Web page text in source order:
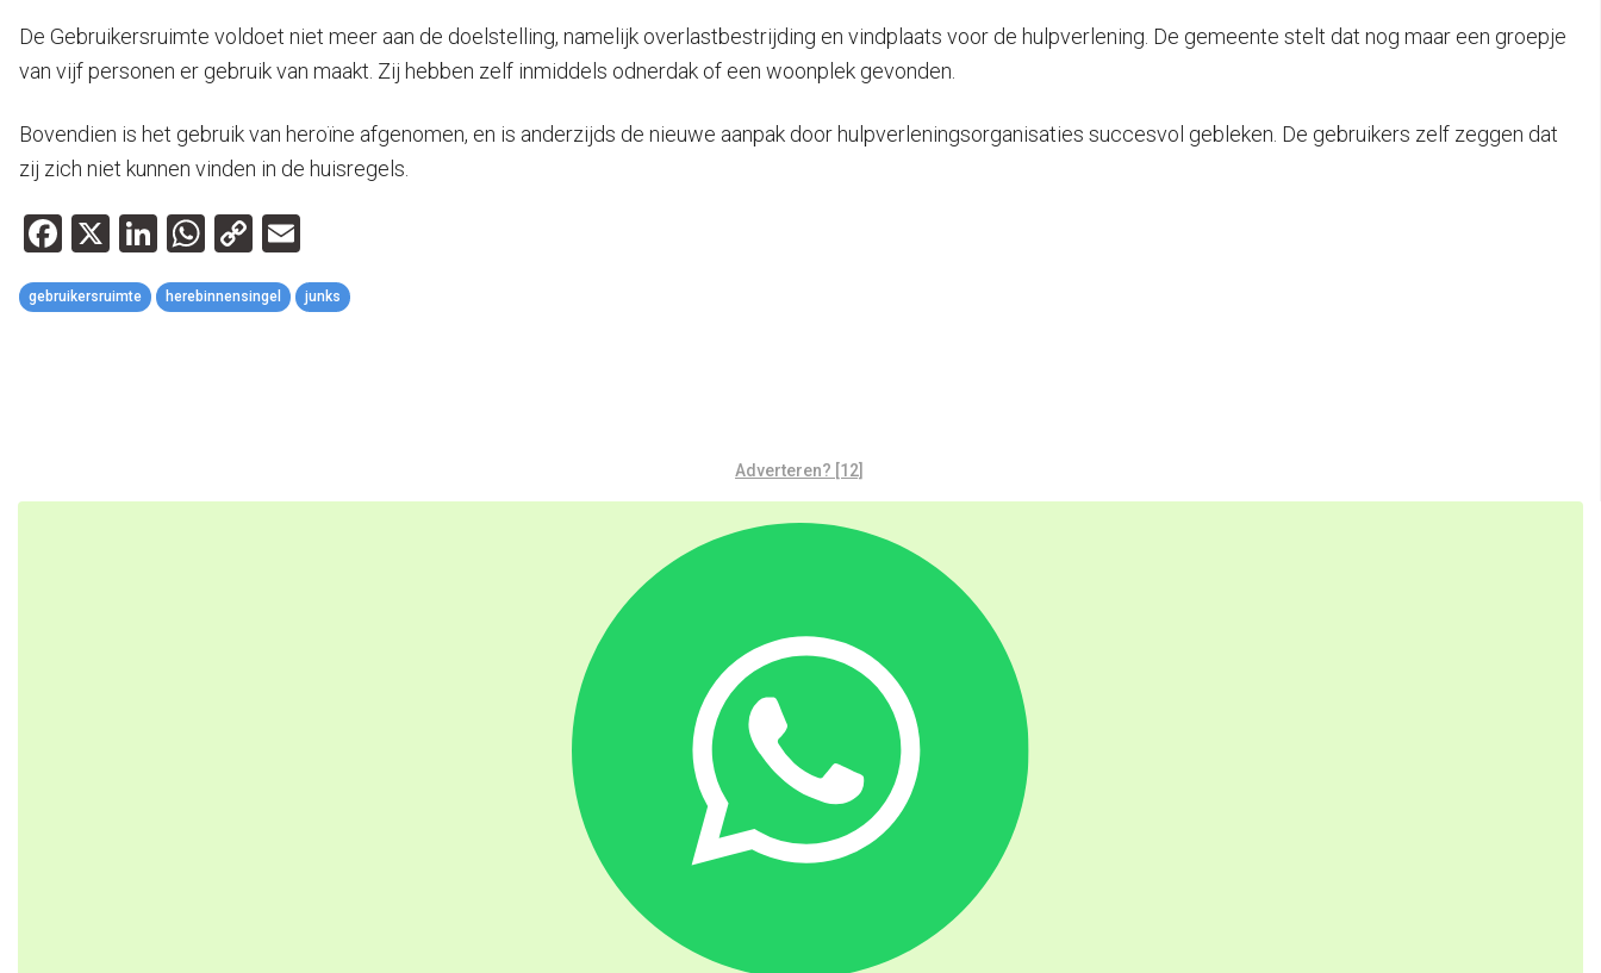
De Gebruikersruimte voldoet niet meer aan de doelstelling, namelijk overlastbestrijding en vindplaats voor de hulpverlening. De gemeente stelt dat nog maar een groepje
van vijf personen er gebruik van maakt. Zij hebben zelf inmiddels odnerdak of een woonplek gevonden.
Bovendien is het gebruik van heroïne afgenomen, en is anderzijds de nieuwe aanpak door hulpverleningsorganisaties succesvol gebleken. De gebruikers zelf zeggen dat
zij zich niet kunnen vinden in de huisregels.
Facebook
X LinkedIn
WhatsApp
Copy
Link
gebruikersruimte herebinnensingel junks
Adverteren? [12]